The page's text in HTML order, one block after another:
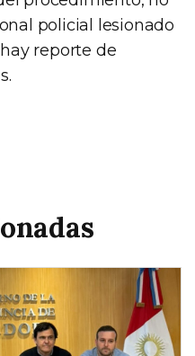
policial lesionado
reporte de